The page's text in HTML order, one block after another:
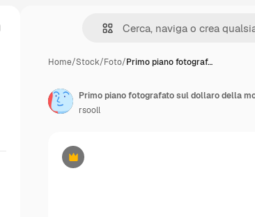
Home/Stock/Foto/Primo piano fotograf…
Premium
rsooll